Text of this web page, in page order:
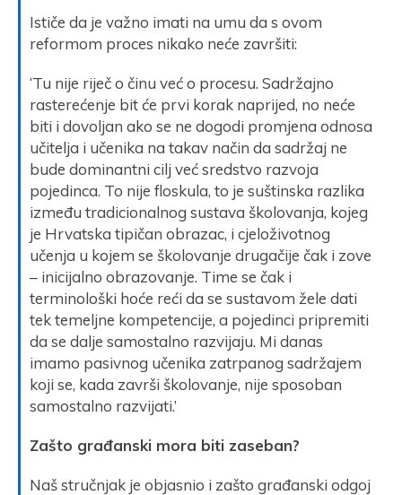
Ističe da je važno imati na umu da s ovom
reformom proces nikako neće završiti:
‘Tu nije riječ o činu već o procesu. Sadržajno
rasterećenje bit će prvi korak naprijed, no neće
biti i dovoljan ako se ne dogodi promjena odnosa
učitelja i učenika na takav način da sadržaj ne
bude dominantni cilj već sredstvo razvoja
pojedinca. To nije floskula, to je suštinska razlika
između tradicionalnog sustava školovanja, kojeg
je Hrvatska tipičan obrazac, i cjeloživotnog
učenja u kojem se školovanje drugačije čak i zove
– inicijalno obrazovanje. Time se čak i
terminološki hoće reći da se sustavom žele dati
tek temeljne kompetencije, a pojedinci pripremiti
da se dalje samostalno razvijaju. Mi danas
imamo pasivnog učenika zatrpanog sadržajem
koji se, kada završi školovanje, nije sposoban
samostalno razvijati.’
Zašto građanski mora biti zaseban?
Naš stručnjak je objasnio i zašto građanski odgoj